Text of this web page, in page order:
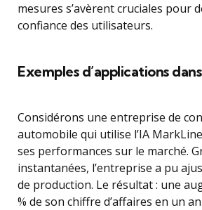
mesures s’avèrent cruciales pour
confiance des utilisateurs.
Exemples d’applications
Considérons une entreprise de
automobile qui utilise l’IA
ses performances sur le marché.
instantanées, l’entreprise a pu
de production. Le résultat : une
% de son chiffre d’affaires en un